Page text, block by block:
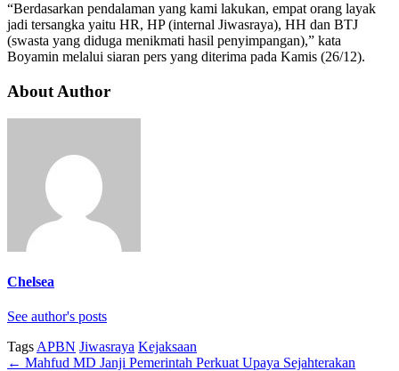
“Berdasarkan pendalaman yang kami lakukan, empat orang layak
jadi tersangka yaitu HR, HP (internal Jiwasraya), HH dan BTJ
(swasta yang diduga menikmati hasil penyimpangan),” kata
Boyamin melalui siaran pers yang diterima pada Kamis (26/12).
About Author
Chelsea
See author's posts
Tags APBN Jiwasraya Kejaksaan
← Mahfud MD Janji Pemerintah Perkuat Upaya Sejahterakan